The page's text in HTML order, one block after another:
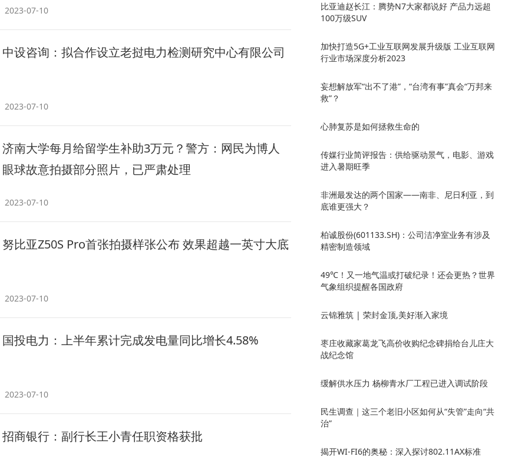
2023-07-10
中设咨询：拟合作设立老挝电力检测研究中心有限公司
2023-07-10
济南大学每月给留学生补助3万元？警方：网民为博人
眼球故意拍摄部分照片，已严肃处理
2023-07-10
努比亚Z50S Pro首张拍摄样张公布 效果超越一英寸大底
2023-07-10
国投电力：上半年累计完成发电量同比增长4.58%
2023-07-10
招商银行：副行长王小青任职资格获批
比亚迪赵长江：腾势N7大家都说好 产品力远超
100万级SUV
加快打造5G+工业互联网发展升级版 工业互联网
行业市场深度分析2023
妄想解放军“出不了港”，“台湾有事”真会“万邦来
救”？
心肺复苏是如何拯救生命的
传媒行业简评报告：供给驱动景气，电影、游戏
进入暑期旺季
非洲最发达的两个国家——南非、尼日利亚，到
底谁更强大？
柏诚股份(601133.SH)：公司洁净室业务有涉及
精密制造领域
49℃！又一地气温或打破纪录！还会更热？世界
气象组织提醒各国政府
云锦雅筑 | 荣封金顶,美好渐入家境
枣庄收藏家葛龙飞高价收购纪念碑捐给台儿庄大
战纪念馆
缓解供水压力 杨柳青水厂工程已进入调试阶段
民生调查｜这三个老旧小区如何从“失管”走向“共
治”
揭开WI-FI6的奥秘：深入探讨802.11AX标准